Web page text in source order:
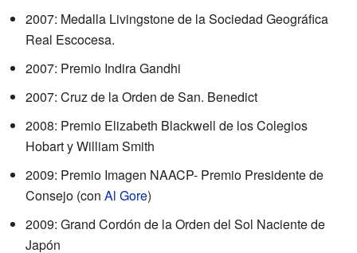
2007: Medalla Livingstone de la Sociedad Geográfica
Real Escocesa.
2007: Premio Indira Gandhi
2007: Cruz de la Orden de San. Benedict
2008: Premio Elizabeth Blackwell de los Colegios
Hobart y William Smith
2009: Premio Imagen NAACP- Premio Presidente de
Consejo (con Al Gore)
2009: Grand Cordón de la Orden del Sol Naciente de
Japón